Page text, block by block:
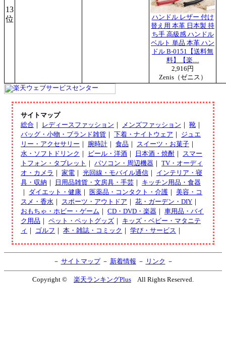
13
位
ハンドル レザー 付け
替え用 本革 日本製 持
ち手 高級感 ハンドル
ベルト 単品 本革 ハン
ドル B-0151【送料無
料】【楽…
2,916円
Zenis（ゼニス）
サイトマップ
総合 ｜ レディースファッション ｜ メンズファッション ｜ 靴 ｜
バッグ・小物・ブランド雑貨 ｜ 下着・ナイトウェア ｜ ジュエ
リー・アクセサリー ｜ 腕時計 ｜ 食品 ｜ スイーツ・お菓子 ｜
水・ソフトドリンク ｜ ビール・洋酒 ｜ 日本酒・焼酎 ｜ スマー
トフォン・タブレット
｜ パソコン・周辺機器 ｜ TV・オーディ
オ・カメラ ｜ 家電 ｜ 光回線・モバイル通信 ｜ インテリア・寝
具・収納 ｜ 日用品雑貨・文房具・手芸 ｜ キッチン用品・食器
｜ ダイエット・健康 ｜ 医薬品・コンタクト・介護 ｜ 美容・コ
スメ・香水 ｜ スポーツ・アウトドア ｜ 花・ガーデン・DIY ｜
おもちゃ・ホビー・ゲーム ｜ CD・DVD・楽器 ｜ 車用品・バイ
ク用品 ｜ ペット・ペットグッズ ｜ キッズ・ベビー・マタニテ
ィ ｜ ゴルフ ｜ 本・雑誌・コミック ｜ 学び・サービス ｜
－ サイトマップ－ 新着情報 － リンク －
Copyright © 楽天ランキングPlus All Rights Reserved.